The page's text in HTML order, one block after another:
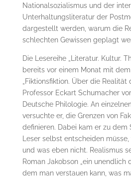
Nationalsozialismus und der
Unterhaltungsliteratur der
dargestellt werden, warum die
schlechten Gewissen geplagt
Die Lesereihe „Literatur. Kultur.
bereits vor einem Monat mit
„Fiktionsfiktion. Über die Realität
Professor Eckart Schumacher
Deutsche Philologie. An
versuchte er, die Grenzen von
definieren. Dabei kam er zu dem
Leser selbst entscheiden
und was eben nicht. Realismus
Roman Jakobson „ein unendlich
dem man verstauen kann, was